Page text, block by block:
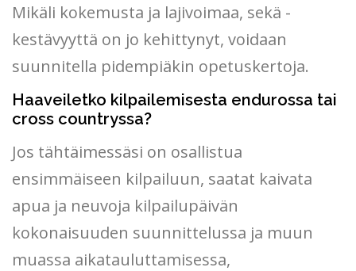
Mikäli kokemusta ja lajivoimaa, sekä -
kestävyyttä on jo kehittynyt, voidaan
suunnitella pidempiäkin opetuskertoja.
Haaveiletko kilpailemisesta endurossa tai
cross countryssa?
Jos tähtäimessäsi on osallistua
ensimmäiseen kilpailuun, saatat kaivata
apua ja neuvoja kilpailupäivän
kokonaisuuden suunnittelussa ja muun
muassa aikatauluttamisessa,